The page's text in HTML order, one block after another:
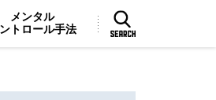
メンタル
トロール手法